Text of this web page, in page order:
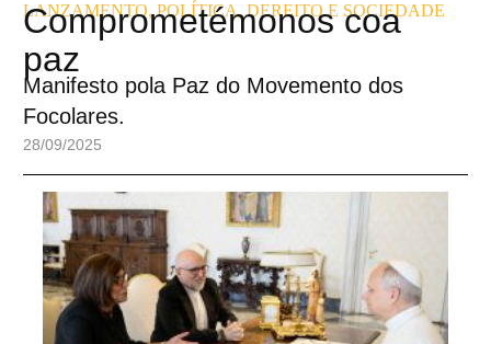
LANZAMENTO,POLÍTICA, DEREITO E SOCIEDADE
Comprometémonos coa
paz
Manifesto pola Paz do Movemento dos
Focolares.
28/09/2025